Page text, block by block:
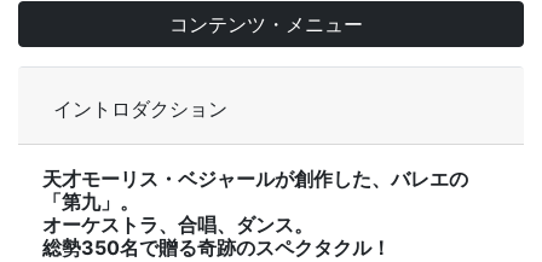
コンテンツ・メニュー
イントロダクション
天才モーリス・ベジャールが創作した、バレエの
「第九」。
オーケストラ、合唱、ダンス。
総勢350名で贈る奇跡のスペクタクル！